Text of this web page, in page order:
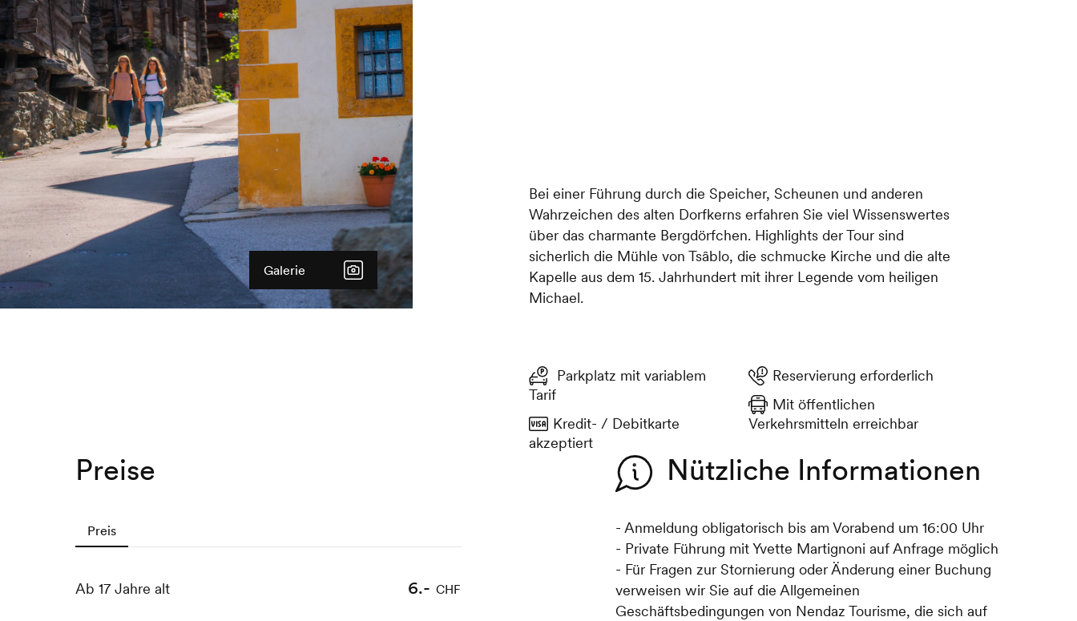
Galerie
Bei einer Führung durch die Speicher, Scheunen und anderen
Wahrzeichen des alten Dorfkerns erfahren Sie viel Wissenswertes
über das charmante Bergdörfchen. Highlights der Tour sind
sicherlich die Mühle von Tsâblo, die schmucke Kirche und die alte
Kapelle aus dem 15. Jahrhundert mit ihrer Legende vom heiligen
Michael.
Tarif
Kredit- / Debitkarte
akzeptiert
Reservierung erforderlich
Mit öffentlichen
Verkehrsmitteln erreichbar
Preise
Preis
Ab 17 Jahre alt 6.- CHF
Nützliche Informationen
- Anmeldung obligatorisch bis am Vorabend um 16:00 Uhr
- Private Führung mit Yvette Martignoni auf Anfrage möglich
- Für Fragen zur Stornierung oder Änderung einer Buchung
verweisen wir Sie auf die Allgemeinen
Geschäftsbedingungen von Nendaz Tourisme, die sich auf